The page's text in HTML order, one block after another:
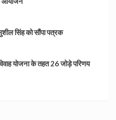
सिंह को सौंपा पत्रक
योजना के तहत 26 जोड़े परिणय